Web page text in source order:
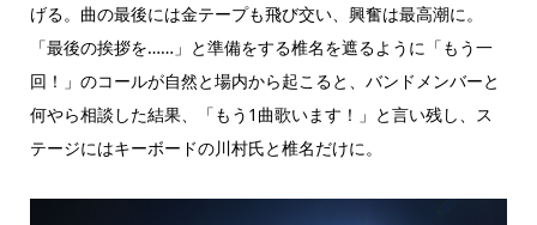
げる。曲の最後には金テープも飛び交い、興奮は最高潮に。
「最後の挨拶を……」と準備をする椎名を遮るように「もう一
回！」のコールが自然と場内から起こると、バンドメンバーと
何やら相談した結果、「もう1曲歌います！」と言い残し、ス
テージにはキーボードの川村氏と椎名だけに。